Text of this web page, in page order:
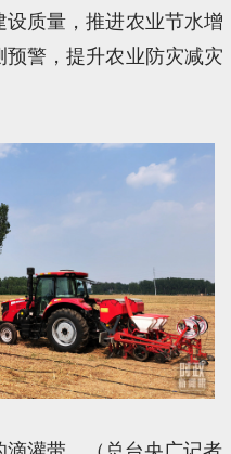
质量，推进农业节水增
警，提升农业防灾减灾